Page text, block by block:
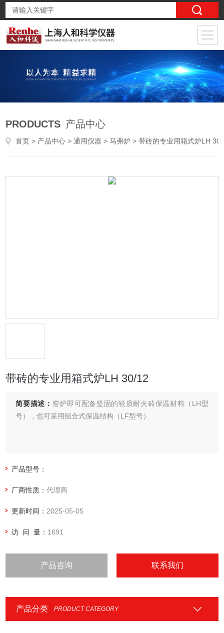
PRODUCTS 产品中心
首页 > 产品中心 >通用仪器 >马弗炉 > 带砖的专业用箱式炉LH 30/12
带砖的专业用箱式炉LH 30/12
简要描述： 窑炉即可配备坚固的轻质耐火砖保温材料（LH型
号），也可采用组合式保温结构（LF型号）
产品型号：
厂商性质：代理商
更新时间： 2025-05-05
访 问 量： 1691
产品咨询 联系我们
产品分类 PRODUCT CATEGORY